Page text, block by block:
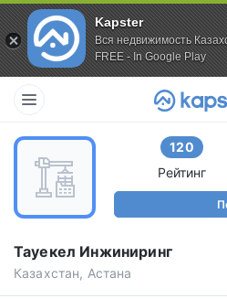
Kapster
Вся недвижимость
FREE - In Google Play
120
Рейтинг
Тауекел Инжиниринг
Казахстан, Астана